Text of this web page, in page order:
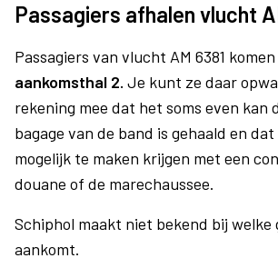
Passagiers afhalen vlucht
Passagiers van vlucht AM 6381
aankomsthal 2. Je kunt ze daar
rekening mee dat het soms even kan
bagage van de band is gehaald en
mogelijk te maken krijgen met een
douane of de marechaussee.
Schiphol maakt niet bekend bij welke
aankomt.